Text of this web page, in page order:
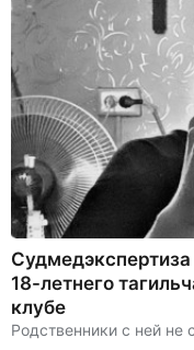
18-летнего
клубе
Родственники с ней не